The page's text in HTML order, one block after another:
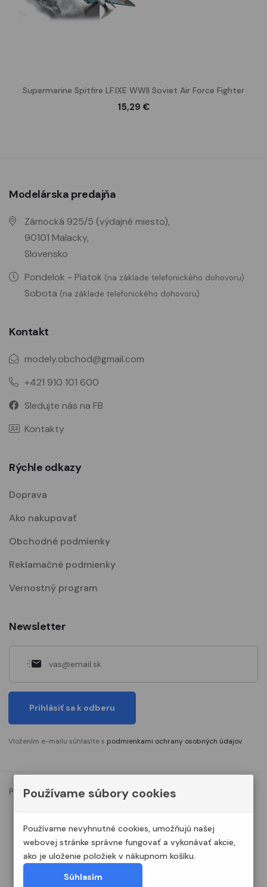
Supermarine Spitfire LF.IXE WWII Soviet Air Force Fighter
15,29 €
Modelárska predajňa
Zámocká 925/5 (výdajné miesto),
90101 Malacky,
Slovensko
Pondelok - Piatok (na základe telefonického dohovoru)
Sobota (na základe telefonického dohovoru)
Kontakt
modely.obchod@gmail.com
+421 910 101 600
Sledujte nás na FB
Kontakty
Rýchle odkazy
Doprava
Ako nakupovať
Obchodné podmienky
Reklamačné podmienky
Vernostný program
Newsletter
Prihlásiť sa k odberu
Vložením e-mailu súhlasíte s podmienkami ochrany osobných údajov
Podmienky ochrany osobných údajov Nastavenia cookies
Používame súbory cookies
Používame nevyhnutné cookies, umožňujú našej
webovej stránke správne fungovať a vykonávať akcie,
ako je uloženie položiek v nákupnom košíku.
Súhlasím
© 2023. Všetky práva vyhradené Modelshop.sk